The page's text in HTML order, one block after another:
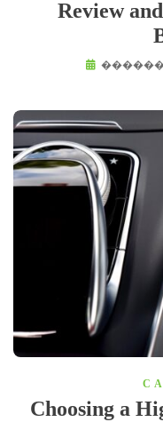
Review
������
Choosing a